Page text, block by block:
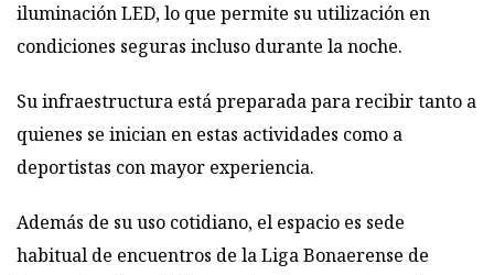
iluminación LED, lo que permite su utilización en
condiciones seguras incluso durante la noche.
Su infraestructura está preparada para recibir tanto a
quienes se inician en estas actividades como a
deportistas con mayor experiencia.
Además de su uso cotidiano, el espacio es sede
habitual de encuentros de la Liga Bonaerense de